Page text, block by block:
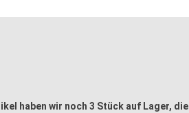
haben wir noch 3 Stück auf Lager, die